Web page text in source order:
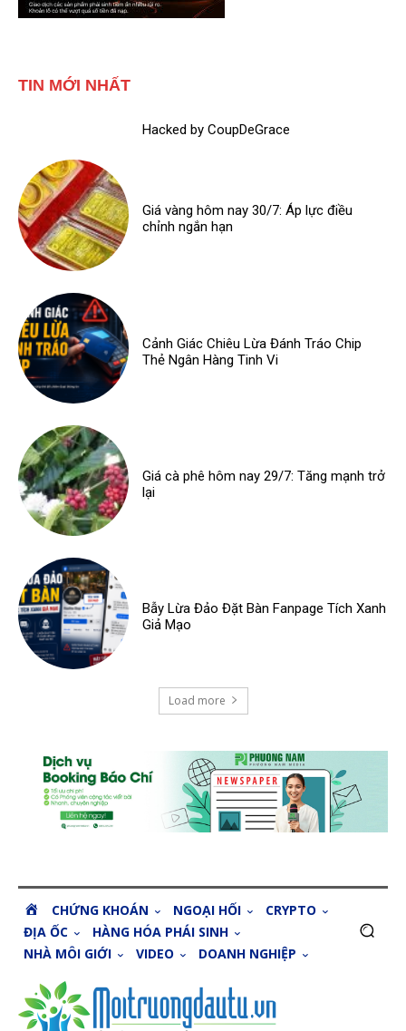
TIN MỚI NHẤT
Hacked by CoupDeGrace
Giá vàng hôm nay 30/7: Áp lực điều
chỉnh ngắn hạn
Cảnh Giác Chiêu Lừa Đánh Tráo Chip
Thẻ Ngân Hàng Tinh Vi
Giá cà phê hôm nay 29/7: Tăng mạnh trở
lại
Bẫy Lừa Đảo Đặt Bàn Fanpage Tích Xanh
Giả Mạo
Load more
O
M
CHỨNG KHOÁN NGOẠI HỐI
CRYPTO
ĐỊA ỐC
HÀNG HÓA PHÁI SINH
NHÀ MÔI GIỚI
VIDEO DOANH NGHIỆP